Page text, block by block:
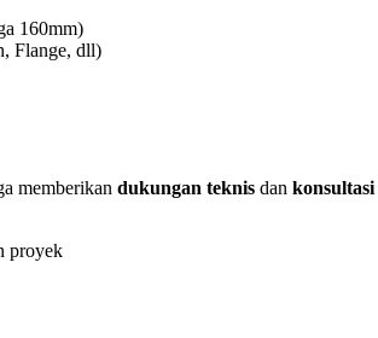
160mm)
Flange, dll)
memberikan dukungan teknis dan konsultasi
proyek